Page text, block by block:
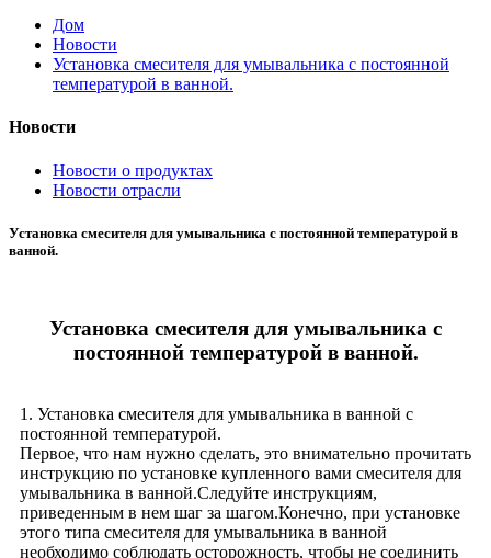
Дом
Новости
Установка смесителя для умывальника с постоянной
температурой в ванной.
Новости
Новости о продуктах
Новости отрасли
Установка смесителя для умывальника с постоянной температурой в
ванной.
Установка смесителя для умывальника с
постоянной температурой в ванной.
1. Установка смесителя для умывальника в ванной с
постоянной температурой.
Первое, что нам нужно сделать, это внимательно прочитать
инструкцию по установке купленного вами смесителя для
умывальника в ванной.Следуйте инструкциям,
приведенным в нем шаг за шагом.Конечно, при установке
этого типа смесителя для умывальника в ванной
необходимо соблюдать осторожность, чтобы не соединить